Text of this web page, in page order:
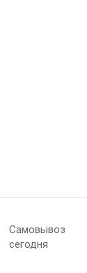
Самовывоз
сегодня